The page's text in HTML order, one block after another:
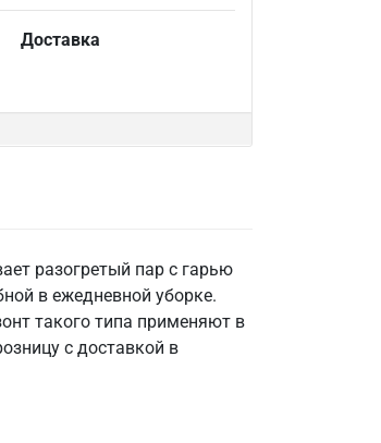
Доставка
разогретый пар с гарью
в ежедневной уборке.
такого типа применяют в
с доставкой в